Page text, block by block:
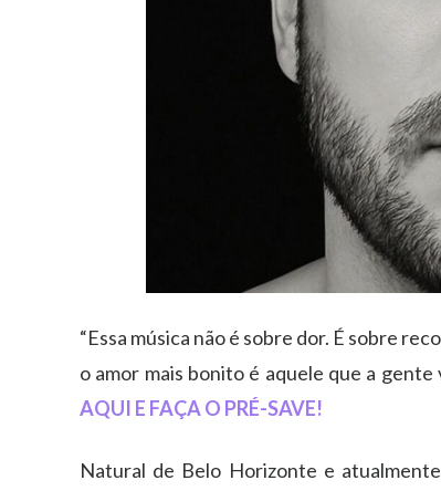
“Essa música não é sobre dor. É sobre
o amor mais bonito é aquele que a gente
AQUI E FAÇA O PRÉ-SAVE!
Natural de Belo Horizonte e